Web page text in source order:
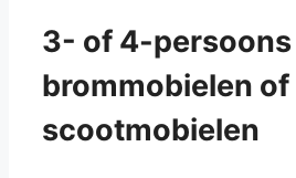
3- of 4-persoons
brommobielen of
scootmobielen